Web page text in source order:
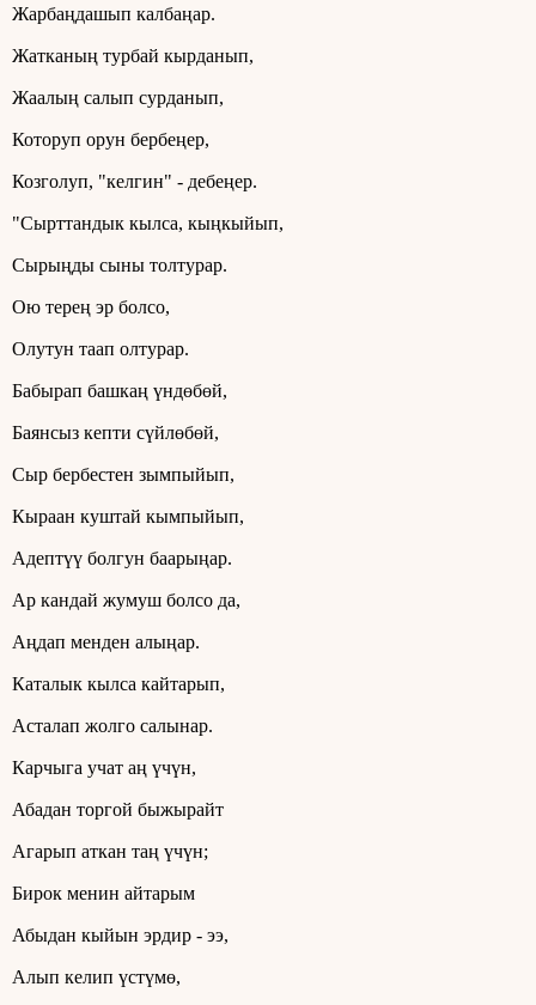
Жарбаңдашып калбаңар.
Жатканың турбай кырданып,
Жаалың салып сурданып,
Которуп орун бербеңер,
Козголуп, "келгин" - дебеңер.
"Сырттандык кылса, кыңкыйып,
Сырыңды сыны толтурар.
Ою терең эр болсо,
Олутун таап олтурар.
Бабырап башкаң үндөбөй,
Баянсыз кепти сүйлөбөй,
Сыр бербестен зымпыйып,
Кыраан куштай кымпыйып,
Адептүү болгун баарыңар.
Ар кандай жумуш болсо да,
Аңдап менден алыңар.
Каталык кылса кайтарып,
Асталап жолго салынар.
Карчыга учат аң үчүн,
Абадан торгой быжырайт
Агарып аткан таң үчүн;
Бирок менин айтарым
Абыдан кыйын эрдир - ээ,
Алып келип үстүмө,